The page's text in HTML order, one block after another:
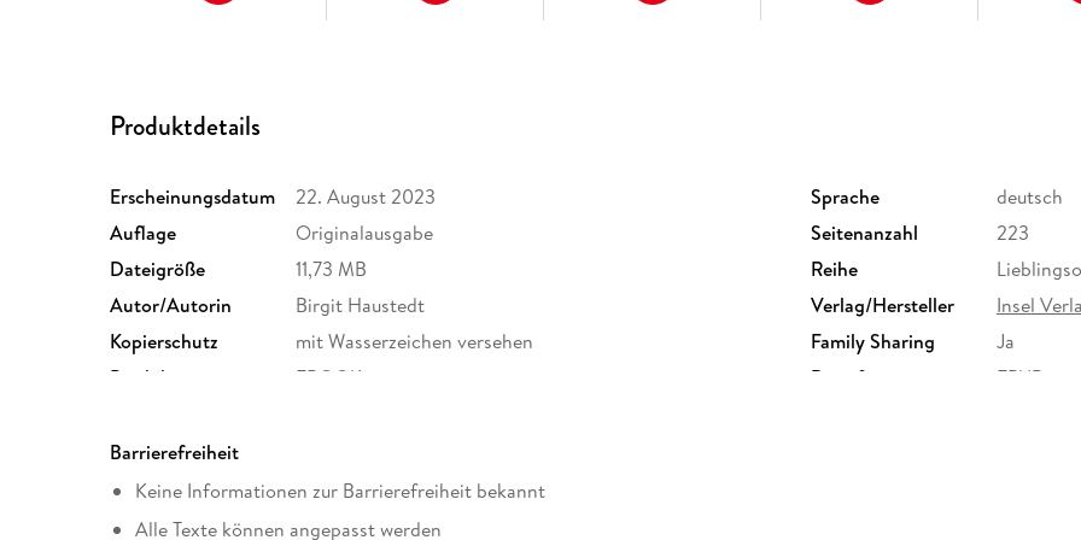
Entdecken Sie das Lebensgefühl einer
Produktdetails
Erscheinungsdatum 22. August 2023 Sprache
deutsch
Auflage
Originalausgabe Seitenanzahl
223
Dateigröße
11,73 MB Reihe
Autor/Autorin
Birgit Haustedt Verlag/Hersteller
Insel
Kopierschutz
mit Wasserzeichen versehen Family Sharing
Ja
Produktart
EBOOK Dateiformat
EPUB
Barrierefreiheit
Keine Informationen zur Barrierefreiheit bekannt
Alle Texte können angepasst werden